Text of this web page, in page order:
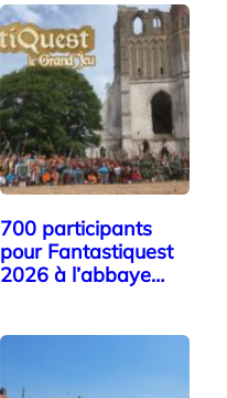
700 participants
pour Fantastiquest
2026 à l’abbaye…